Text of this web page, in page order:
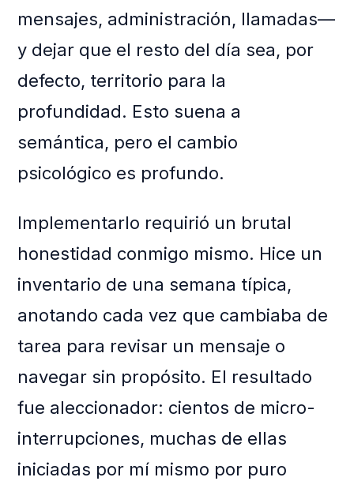
mensajes, administración, llamadas—
y dejar que el resto del día sea, por
defecto, territorio para la
profundidad. Esto suena a
semántica, pero el cambio
psicológico es profundo.
Implementarlo requirió un brutal
honestidad conmigo mismo. Hice un
inventario de una semana típica,
anotando cada vez que cambiaba de
tarea para revisar un mensaje o
navegar sin propósito. El resultado
fue aleccionador: cientos de micro-
interrupciones, muchas de ellas
iniciadas por mí mismo por puro